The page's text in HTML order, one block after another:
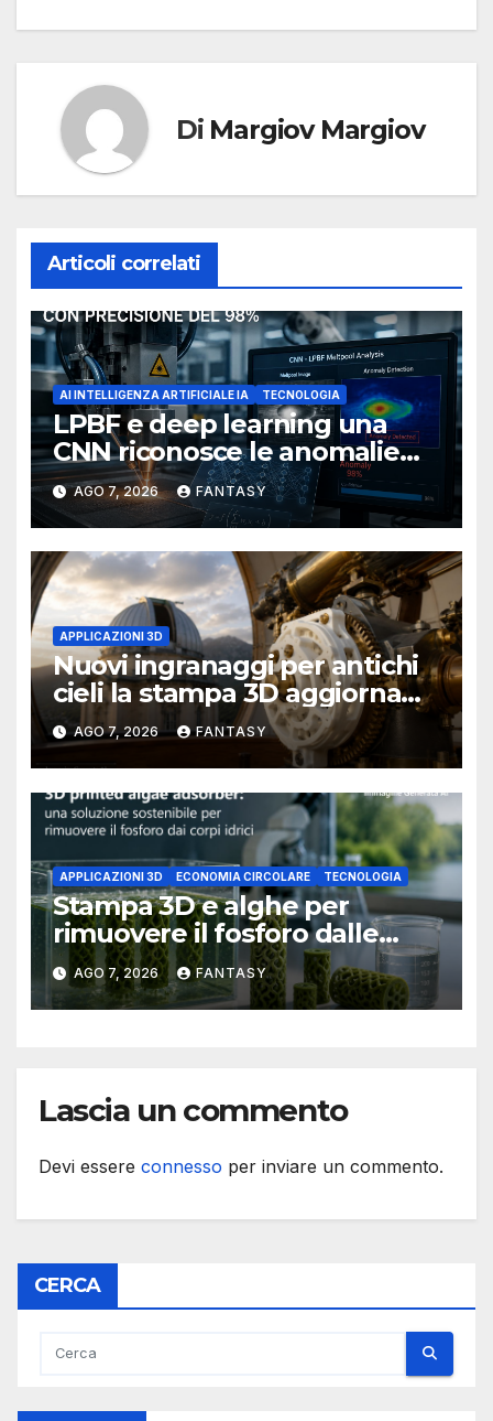
Di Margiov Margiov
Articoli correlati
AI INTELLIGENZA ARTIFICIALE IA TECNOLOGIA
LPBF e deep learning una
CNN riconosce le anomalie
del bagno di fusione
AGO 7, 2026 FANTASY
APPLICAZIONI 3D
Nuovi ingranaggi per antichi
cieli la stampa 3D aggiorna
un osservatorio del 1930 della
University of Arkansas at
Little Rock
AGO 7, 2026 FANTASY
APPLICAZIONI 3D ECONOMIA CIRCOLARE TECNOLOGIA
Stampa 3D e alghe per
rimuovere il fosforo dalle
acque il progetto della
Florida Atlantic University
AGO 7, 2026 FANTASY
Lascia un commento
Devi essere connesso per inviare un commento.
CERCA